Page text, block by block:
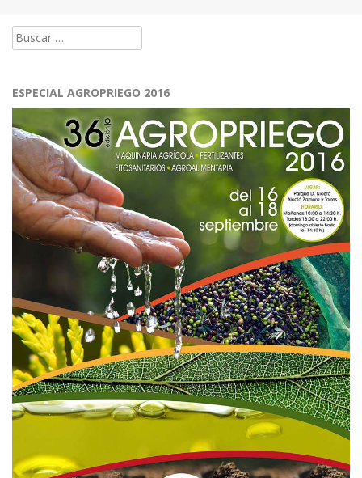
Buscar:
ESPECIAL AGROPRIEGO 2016